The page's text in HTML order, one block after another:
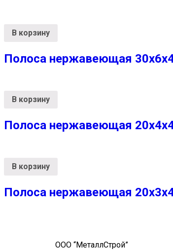
В корзину
Полоса нержавеющая
В корзину
Полоса нержавеющая
В корзину
Полоса нержавеющая
ООО “МеталлСтрой”